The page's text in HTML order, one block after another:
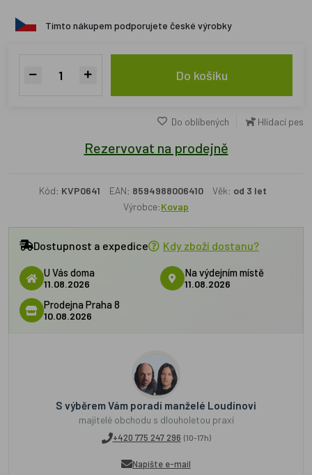
Tímto nákupem podporujete české výrobky
Do košíku
Do oblíbených Hlídací pes
Rezervovat na prodejně
Kód: KVP0641 EAN: 8594988006410 Věk: od 3 let
Výrobce:Kovap
Dostupnost a expedice Kdy zboží dostanu?
U Vás doma
11.08.2026
Na výdejním místě
11.08.2026
Prodejna Praha 8
10.08.2026
S výběrem Vám poradí manželé Loudínovi
majitelé obchodu s dlouholetou praxí
+420 775 247 296 (10-17h)
Napište e-mail